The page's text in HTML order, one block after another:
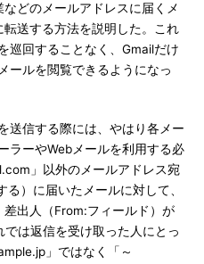
どのメールアドレスに届くメ
送する方法を説明した。これ
巡回することなく、Gmailだけ
ールを閲覧できるようになっ
送信する際には、やはり各メー
ラーやWebメールを利用する必
」以外のメールアドレス宛
）に届いたメールに対して、
出人（From:フィールド）が
では返信を受け取った人にとっ
」ではなく「～